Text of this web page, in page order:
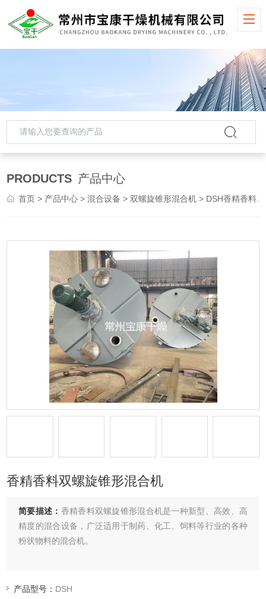
PRODUCTS 产品中心
首页 > 产品中心 >混合设备 >双螺旋锥形混合机 > DSH香精香料双螺旋锥形混合机
香精香料双螺旋锥形混合机
简要描述： 香精香料双螺旋锥形混合机是一种新型、高效、高
精度的混合设备，广泛适用于制药、化工、饲料等行业的各种
粉状物料的混合机。
产品型号： DSH